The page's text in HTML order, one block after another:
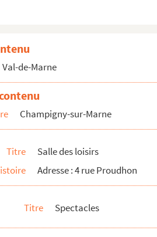
Val-de-Marne
Champigny-sur-Marne
Titre
Salle des loisirs
Adresse : 4 rue Proudhon
Titre Spectacles